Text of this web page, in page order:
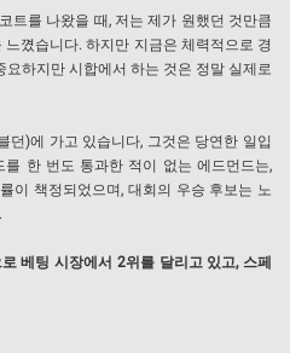
트를 나왔을 때, 저는 제가 원했던 것만큼
꼈습니다. 하지만 지금은 체력적으로 경
하지만 시합에서 하는 것은 정말 실제로
던)에 가고 있습니다, 그것은 당연한 일입
를 한 번도 통과한 적이 없는 에드먼드는,
이 책정되었으며, 대회의 우승 후보는 노
베팅 시장에서 2위를 달리고 있고, 스페